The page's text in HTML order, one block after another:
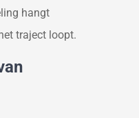
hangt
traject loopt.